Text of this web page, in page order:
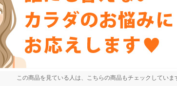
おすすめ商品
この商品を見ている人は、こちらの商品もチェックしていま